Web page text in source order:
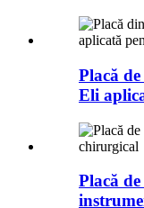
Placă
Eli
Placă